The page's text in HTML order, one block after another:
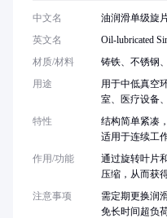
中文名
油润滑单级旋
英文名
Oil-lubricated
材质/材料
铸铁、不锈钢
用途
用于中低真空
室、医疗设备
特性
结构简单紧凑
适用于连续工作
作用/功能
通过旋转叶片
压缩，从而获
注意事项
需定期更换润
免长时间超负